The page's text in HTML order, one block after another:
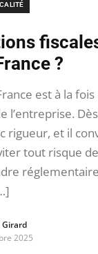
?
est à la
l’entreprise.
rigueur, et il
tout risque
2025